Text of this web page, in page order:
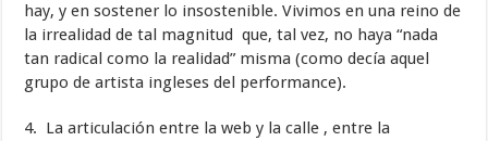
hay, y en sostener lo insostenible. Vivimos en una reino de
la irrealidad de tal magnitud que, tal vez, no haya “nada
tan radical como la realidad” misma (como decía aquel
grupo de artista ingleses del performance).
4. La articulación entre la web y la calle , entre la